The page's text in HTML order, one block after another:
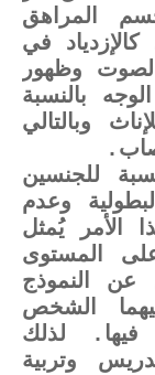
المراهق
في
وظهور
بالنسبة
وبالتالي
للجنسين
وعدم
الأمر يُمثل
المستوى
عن النموذج
الشخص
فيها. لذلك
وتربية